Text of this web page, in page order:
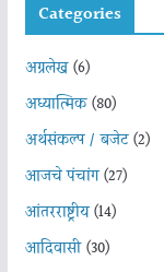
Categories
अग्रलेख(6)
अध्यात्मिक(80)
अर्थसंकल्प / बजेट(2)
आजचे पंचांग(27)
आंतरराष्ट्रीय(14)
आदिवासी(30)